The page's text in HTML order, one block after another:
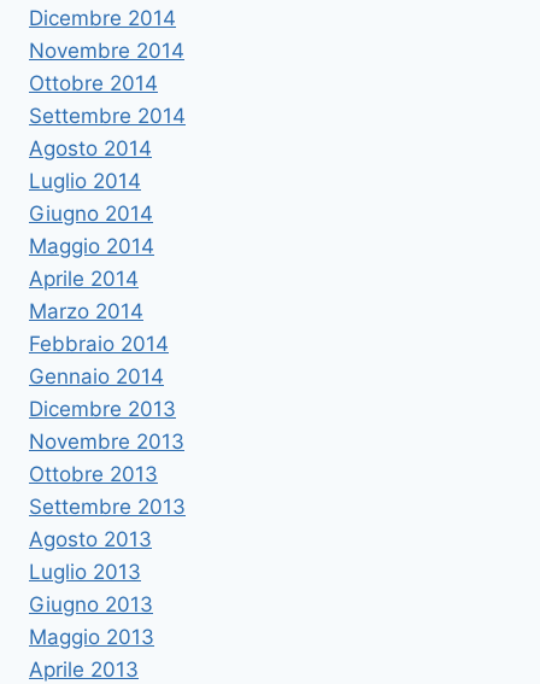
Dicembre 2014
Novembre 2014
Ottobre 2014
Settembre 2014
Agosto 2014
Luglio 2014
Giugno 2014
Maggio 2014
Aprile 2014
Marzo 2014
Febbraio 2014
Gennaio 2014
Dicembre 2013
Novembre 2013
Ottobre 2013
Settembre 2013
Agosto 2013
Luglio 2013
Giugno 2013
Maggio 2013
Aprile 2013